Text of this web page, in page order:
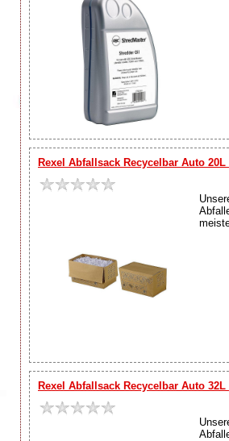
Rexel Abfallsack Recycelbar Auto 20L
Rexel Abfallsack Recycelbar Auto 32L